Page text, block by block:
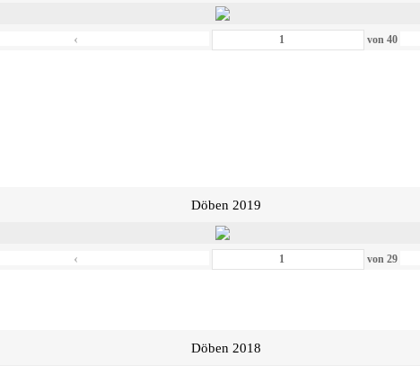
‹ von40
Döben 2019
‹ von29
Döben 2018